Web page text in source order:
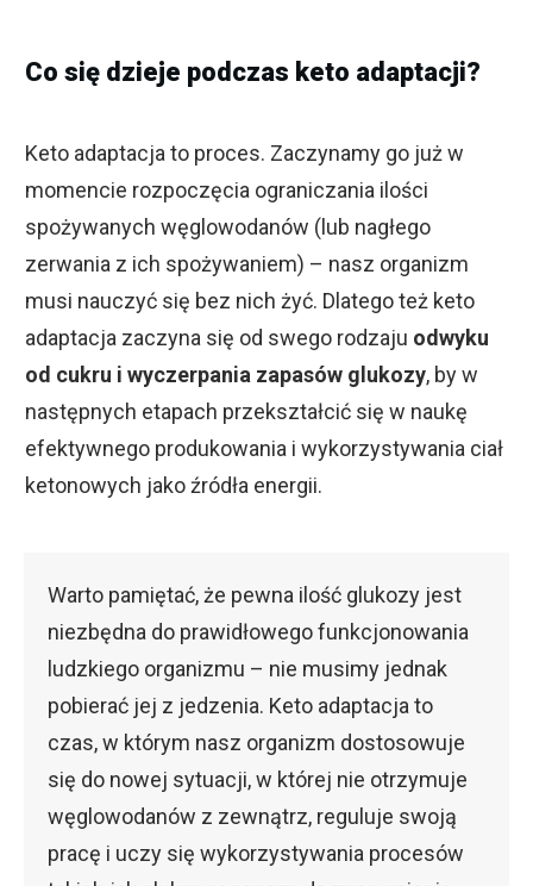
Co się dzieje podczas keto adaptacji?
Keto adaptacja to proces. Zaczynamy go już w
momencie rozpoczęcia ograniczania ilości
spożywanych węglowodanów (lub nagłego
zerwania z ich spożywaniem) – nasz organizm
musi nauczyć się bez nich żyć. Dlatego też keto
adaptacja zaczyna się od swego rodzaju odwyku
od cukru i wyczerpania zapasów glukozy, by w
następnych etapach przekształcić się w naukę
efektywnego produkowania i wykorzystywania ciał
ketonowych jako źródła energii.
Warto pamiętać, że pewna ilość glukozy jest
niezbędna do prawidłowego funkcjonowania
ludzkiego organizmu – nie musimy jednak
pobierać jej z jedzenia. Keto adaptacja to
czas, w którym nasz organizm dostosowuje
się do nowej sytuacji, w której nie otrzymuje
węglowodanów z zewnątrz, reguluje swoją
pracę i uczy się wykorzystywania procesów